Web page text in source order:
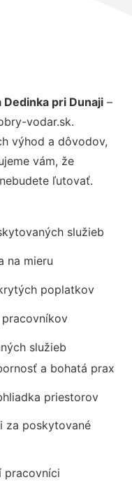
pri Dunaji –
vodar.sk.
výhod a dôvodov,
vám, že
ľutovať.
služieb
na mieru
poplatkov
služieb
a bohatá prax
priestorov
za poskytované
pracovníci